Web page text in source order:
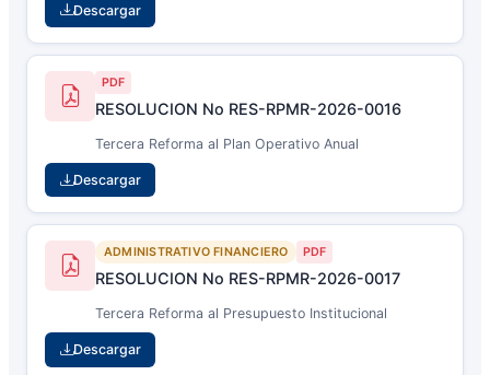
Descargar
PDF
RESOLUCION No RES-RPMR-2026-0016
Tercera Reforma al Plan Operativo Anual
Descargar
ADMINISTRATIVO FINANCIERO PDF
RESOLUCION No RES-RPMR-2026-0017
Tercera Reforma al Presupuesto Institucional
Descargar